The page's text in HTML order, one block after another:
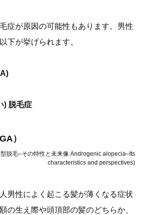
症が原因の可能性もあります。男性
下が挙げられます。
) 脱毛症
）
脱毛–その特性と未来像 Androgenic alopecia–Its
characteristics and perspectives)
男性によく起こる髪が薄くなる症状
の生え際や頭頂部の髪のどちらか、